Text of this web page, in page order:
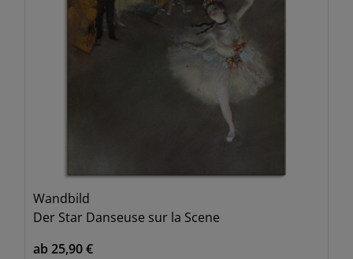
Wandbild
Der Star Danseuse sur la Scene
ab 25,90 €